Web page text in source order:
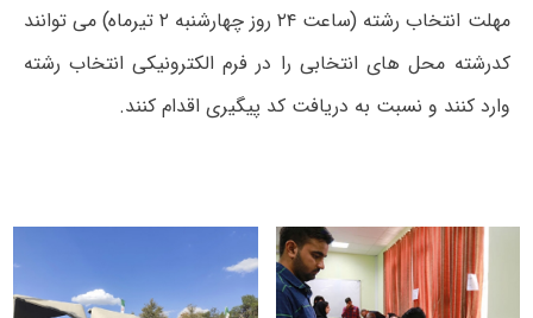
مهلت انتخاب رشته (ساعت ۲۴ روز چهارشنبه ۲ تیرماه) می توانند
کدرشته محل های انتخابی را در فرم الکترونیکی انتخاب رشته
وارد کنند و نسبت به دریافت کد پیگیری اقدام کنند.